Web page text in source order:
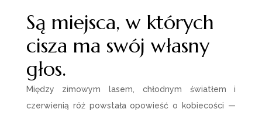
Są miejsca, w których
cisza ma swój własny
głos.
Między zimowym lasem, chłodnym światłem i
czerwienią róż powstała opowieść o kobiecości —